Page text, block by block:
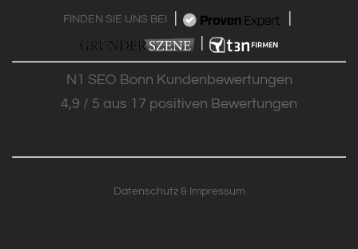
FINDEN SIE UNS BEI
N1 SEO Bonn Kundenbewertungen
4,9 / 5 aus 17 positiven Bewertungen
Datenschutz & Impressum